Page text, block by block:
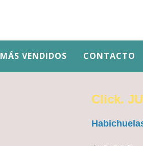
MÁS VENDIDOS CONTACTO
Click.